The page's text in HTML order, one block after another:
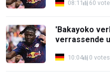
08:11 60
'Bakayoko
verrassende
10:04 0 votes